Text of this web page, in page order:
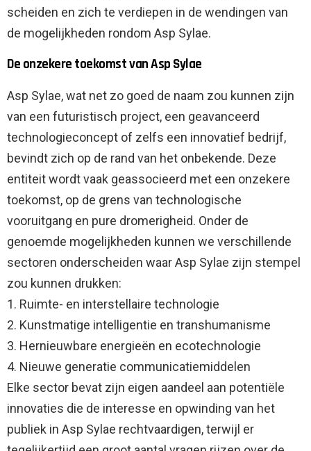
scheiden en zich te verdiepen in de wendingen van
de mogelijkheden rondom Asp Sylae.
De onzekere toekomst van Asp Sylae
Asp Sylae, wat net zo goed de naam zou kunnen zijn
van een futuristisch project, een geavanceerd
technologieconcept of zelfs een innovatief bedrijf,
bevindt zich op de rand van het onbekende. Deze
entiteit wordt vaak geassocieerd met een onzekere
toekomst, op de grens van technologische
vooruitgang en pure dromerigheid. Onder de
genoemde mogelijkheden kunnen we verschillende
sectoren onderscheiden waar Asp Sylae zijn stempel
zou kunnen drukken:
1. Ruimte- en interstellaire technologie
2. Kunstmatige intelligentie en transhumanisme
3. Hernieuwbare energieën en ecotechnologie
4. Nieuwe generatie communicatiemiddelen
Elke sector bevat zijn eigen aandeel aan potentiële
innovaties die de interesse en opwinding van het
publiek in Asp Sylae rechtvaardigen, terwijl er